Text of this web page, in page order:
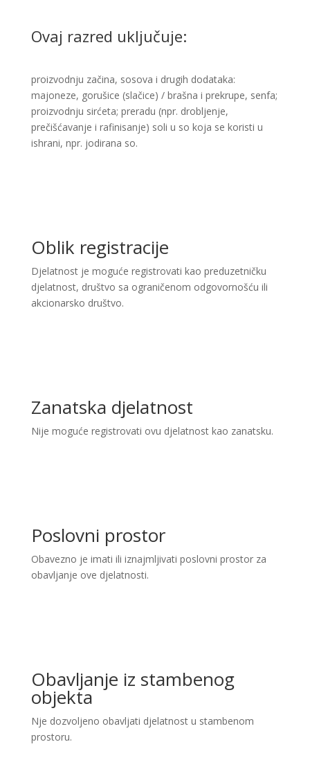
Ovaj razred uključuje:
​proizvodnju začina, sosova i drugih dodataka:
majoneze, gorušice (slačice) / brašna i prekrupe, senfa;
proizvodnju sirćeta; preradu (npr. drobljenje,
prečišćavanje i rafinisanje) soli u so koja se koristi u
ishrani, npr. jodirana so.
Oblik registracije
Djelatnost je moguće registrovati kao preduzetničku
djelatnost, društvo sa ograničenom odgovornošću ili
akcionarsko društvo.
Zanatska djelatnost
Nije moguće registrovati ovu djelatnost kao zanatsku.
Poslovni prostor
Obavezno je imati ili iznajmljivati poslovni prostor za
obavljanje ove djelatnosti.
Obavljanje iz stambenog
objekta
Nje dozvoljeno obavljati djelatnost u stambenom
prostoru.